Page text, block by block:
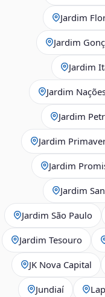
Jardim
Jardim
Jardim
Jardim
Jardim
Jardim
Jardim
Jardim
Jardim São Paulo
Jardim Tesouro
JK Nova Capital
Jundiaí